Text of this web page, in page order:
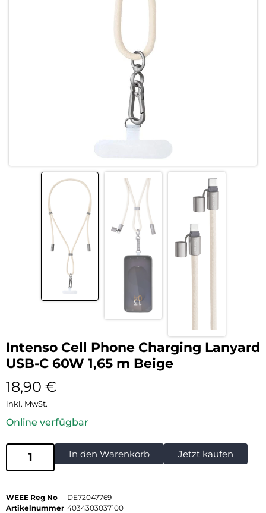
Intenso Cell Phone Charging Lanyard
USB-C 60W 1,65 m Beige
18,90 €
inkl. MwSt.
Online verfügbar
In den Warenkorb Jetzt kaufen
WEEE Reg No
DE72047769
Artikelnummer 4034303037100